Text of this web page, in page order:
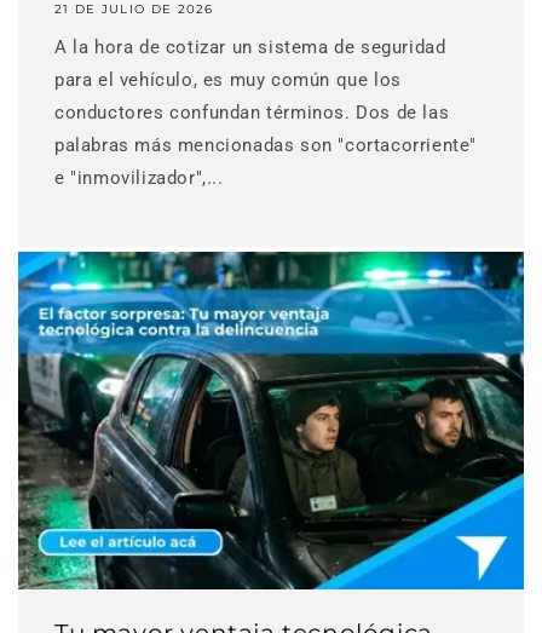
21 DE JULIO DE 2026
A la hora de cotizar un sistema de seguridad
para el vehículo, es muy común que los
conductores confundan términos. Dos de las
palabras más mencionadas son "cortacorriente"
e "inmovilizador",...